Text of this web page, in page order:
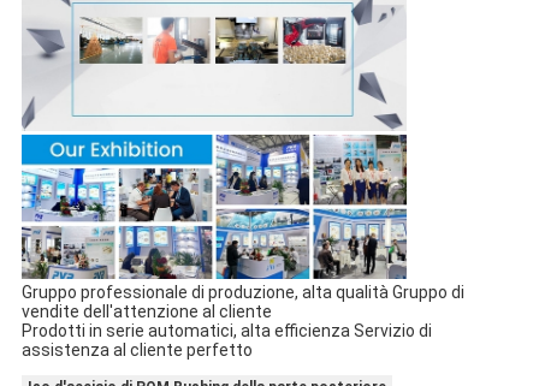
Gruppo professionale di produzione, alta qualità Gruppo di
vendite dell'attenzione al cliente
Prodotti in serie automatici, alta efficienza Servizio di
assistenza al cliente perfetto